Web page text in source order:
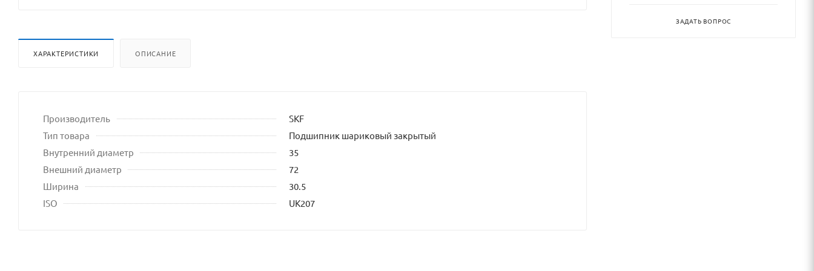
ХАРАКТЕРИСТИКИ ОПИСАНИЕ
Производитель
SKF
Тип товара
Подшипник шариковый закрытый
Внутренний диаметр
35
Внешний диаметр
72
Ширина
30.5
ISO
UK207
ЗАДАТЬ ВОПРОС